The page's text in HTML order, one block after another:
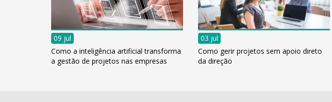
09 jul
Como a inteligência artificial transforma
a gestão de projetos nas empresas
03 jul
Como gerir projetos sem apoio direto
da direção